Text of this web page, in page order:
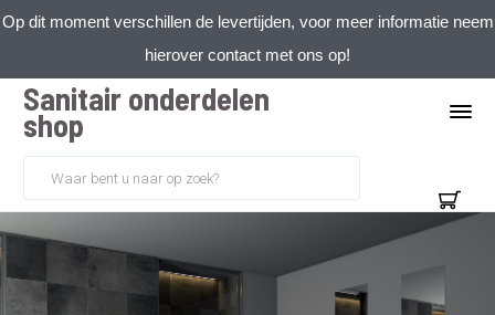
Op dit moment verschillen de levertijden, voor meer informatie neem
hierover contact met ons op!
Sanitair onderdelen
shop